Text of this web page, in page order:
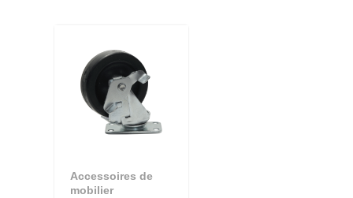
Accessoires de
mobilier